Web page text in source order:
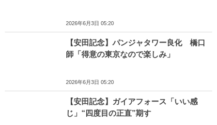
2026年6月3日 05:20
【安田記念】パンジャタワー良化 橋口
師「得意の東京なので楽しみ」
2026年6月3日 05:20
【安田記念】ガイアフォース「いい感
じ」“四度目の正直”期す